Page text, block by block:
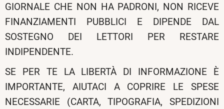
GIORNALE CHE NON HA PADRONI, NON RICEVE
FINANZIAMENTI PUBBLICI E DIPENDE DAL
SOSTEGNO DEI LETTORI PER RESTARE
INDIPENDENTE.
SE PER TE LA LIBERTÀ DI INFORMAZIONE È
IMPORTANTE, AIUTACI A COPRIRE LE SPESE
NECESSARIE (CARTA, TIPOGRAFIA, SPEDIZIONI